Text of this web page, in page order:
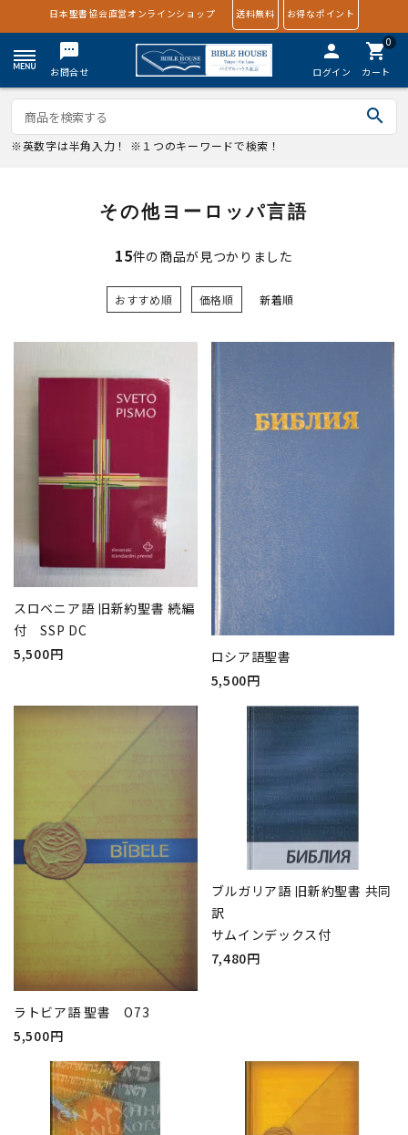
日本聖書協会直営オンラインショップ 送料無料 お得なポイント
textsms
お問合せ
person
ログイン
0
shopping_cart
カート
search
※英数字は半角入力！ ※１つのキーワードで検索！
その他ヨーロッパ言語
15件の商品が見つかりました
おすすめ順 価格順 新着順
スロベニア語 旧新約聖書 続編
付 SSP DC
5,500円
ロシア語聖書
5,500円
ラトビア語 聖書 O73
5,500円
ブルガリア語 旧新約聖書 共同
訳
サムインデックス付
7,480円